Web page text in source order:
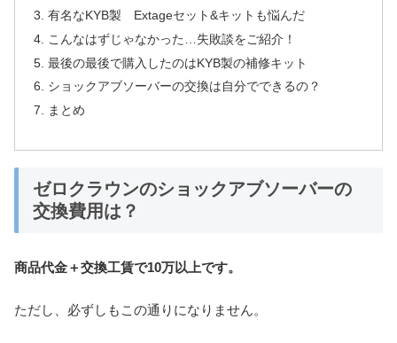
有名なKYB製 Extageセット&キットも悩んだ
こんなはずじゃなかった…失敗談をご紹介！
最後の最後で購入したのはKYB製の補修キット
ショックアブソーバーの交換は自分でできるの？
まとめ
ゼロクラウンのショックアブソーバーの
交換費用は？
商品代金＋交換工賃で10万以上です。
ただし、必ずしもこの通りになりません。